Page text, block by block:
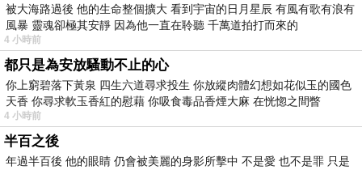
被大海路過後 他的生命整個擴大 看到宇宙的日月星辰 有風有歌有浪有
風暴 靈魂卻極其安靜 因為他一直在聆聽 千萬道拍打而來的
4 小時前
都只是為安放騷動不止的心
你上窮碧落下黃泉 四生六道尋求投生 你放縱肉體幻想如花似玉的國色
天香 你尋求軟玉香紅的慰藉 你吸食毒品香煙大麻 在恍惚之間瞥
4 小時前
半百之後
年過半百後 他的眼睛 仍會被美麗的身影所擊中 不是愛 也不是罪 只是